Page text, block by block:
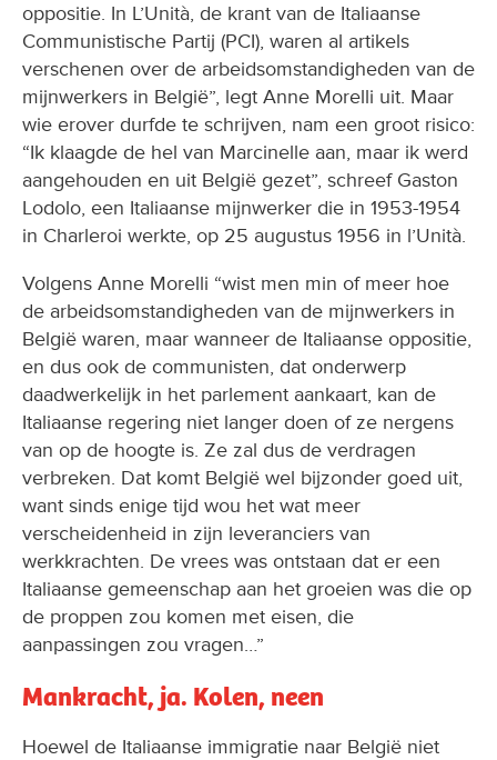
oppositie. In L’Unità, de krant van de Italiaanse
Communistische Partij (PCI), waren al artikels
verschenen over de arbeidsomstandigheden van de
mijnwerkers in België”, legt Anne Morelli uit. Maar
wie erover durfde te schrijven, nam een groot risico:
“Ik klaagde de hel van Marcinelle aan, maar ik werd
aangehouden en uit België gezet”, schreef Gaston
Lodolo, een Italiaanse mijnwerker die in 1953-1954
in Charleroi werkte, op 25 augustus 1956 in l’Unità.
Volgens Anne Morelli “wist men min of meer hoe
de arbeidsomstandigheden van de mijnwerkers in
België waren, maar wanneer de Italiaanse oppositie,
en dus ook de communisten, dat onderwerp
daadwerkelijk in het parlement aankaart, kan de
Italiaanse regering niet langer doen of ze nergens
van op de hoogte is. Ze zal dus de verdragen
verbreken. Dat komt België wel bijzonder goed uit,
want sinds enige tijd wou het wat meer
verscheidenheid in zijn leveranciers van
werkkrachten. De vrees was ontstaan dat er een
Italiaanse gemeenschap aan het groeien was die op
de proppen zou komen met eisen, die
aanpassingen zou vragen…”
Mankracht, ja. Kolen, neen
Hoewel de Italiaanse immigratie naar België niet